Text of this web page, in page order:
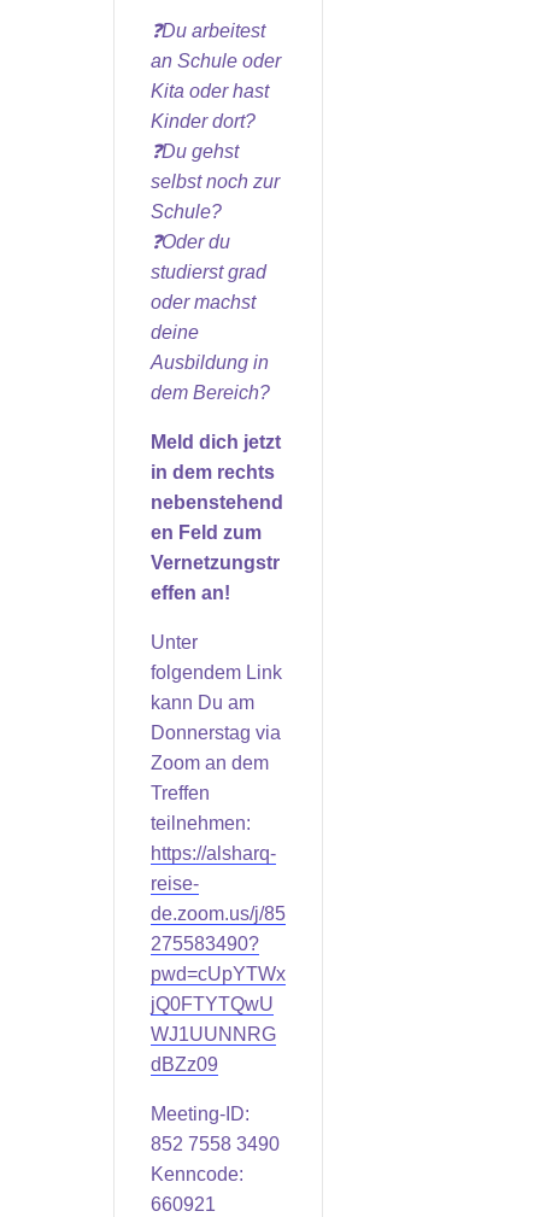
❓Du arbeitest
an Schule oder
Kita oder hast
Kinder dort?
❓Du gehst
selbst noch zur
Schule?
❓Oder du
studierst grad
oder machst
deine
Ausbildung in
dem Bereich?
Meld dich jetzt
in dem rechts
nebenstehend
en Feld zum
Vernetzungstr
effen an!
Unter
folgendem Link
kann Du am
Donnerstag via
Zoom an dem
Treffen
teilnehmen:
https://alsharq-
reise-
de.zoom.us/j/85
275583490?
pwd=cUpYTWx
jQ0FTYTQwU
WJ1UUNNRG
dBZz09
Meeting-ID:
852 7558 3490
Kenncode:
660921